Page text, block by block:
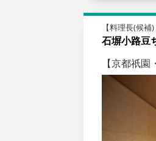
【料理長(候補
石塀小路豆
【京都祇